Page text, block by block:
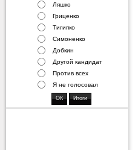
Ляшко
Гриценко
Тигипко
Симоненко
Добкин
Другой кандидат
Против всех
Я не голосовал